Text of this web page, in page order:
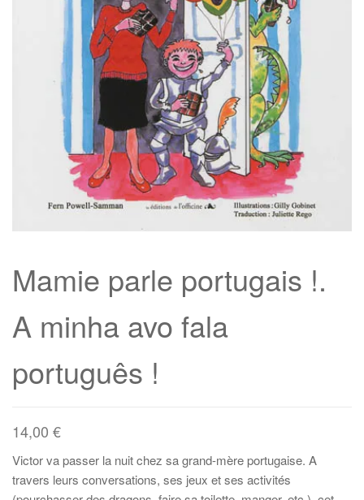
Mamie parle portugais !.
A minha avo fala
português !
14,00 €
Victor va passer la nuit chez sa grand-mère portugaise. A
travers leurs conversations, ses jeux et ses activités